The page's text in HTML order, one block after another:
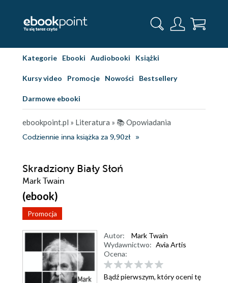
Kategorie Ebooki Audiobooki Książki
Kursy video Promocje Nowości Bestsellery
Darmowe ebooki
ebookpoint.pl » Literatura » 📚 Opowiadania
Codziennie inna książka za 9,90zł
Skradziony Biały Słoń
Mark Twain
(ebook)
Promocja
Autor:
Mark Twain
Wydawnictwo: Avia Artis
Ocena:
Bądź pierwszym, który oceni tę